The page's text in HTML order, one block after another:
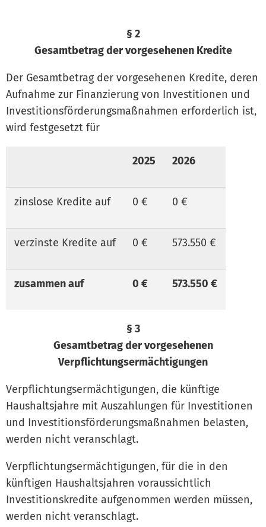
§ 2
Gesamtbetrag der vorgesehenen Kredite
Der Gesamtbetrag der vorgesehenen Kredite, deren
Aufnahme zur Finanzierung von Investitionen und
Investitionsförderungsmaßnahmen erforderlich ist,
wird festgesetzt für
2025 2026
zinslose Kredite auf 0 € 0 €
verzinste Kredite auf 0 € 573.550 €
zusammen auf 0 € 573.550 €
§ 3
Gesamtbetrag der vorgesehenen
Verpflichtungsermächtigungen
Verpflichtungsermächtigungen, die künftige
Haushaltsjahre mit Auszahlungen für Investitionen
und Investitionsförderungsmaßnahmen belasten,
werden nicht veranschlagt.
Verpflichtungsermächtigungen, für die in den
künftigen Haushaltsjahren voraussichtlich
Investitionskredite aufgenommen werden müssen,
werden nicht veranschlagt.